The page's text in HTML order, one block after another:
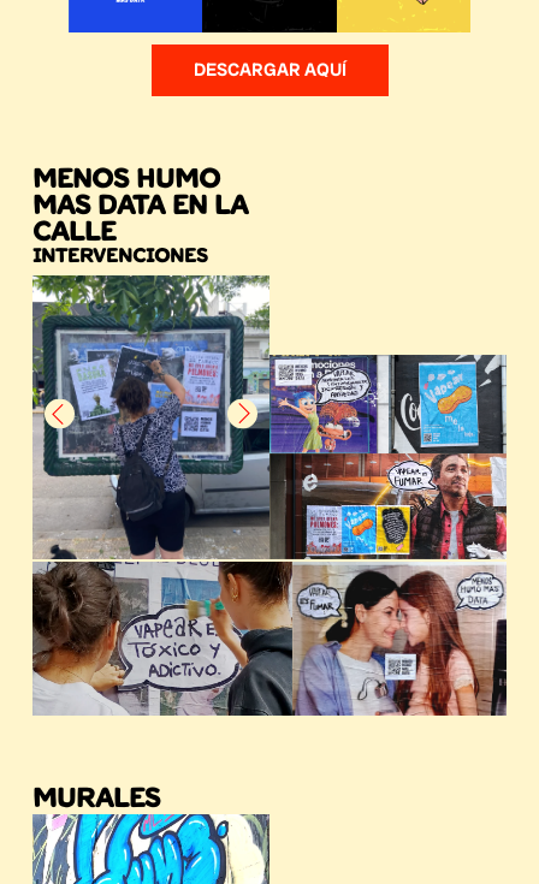
DESCARGAR AQUÍ
MENOS HUMO
MAS DATA EN LA
CALLE
INTERVENCIONES
MURALES